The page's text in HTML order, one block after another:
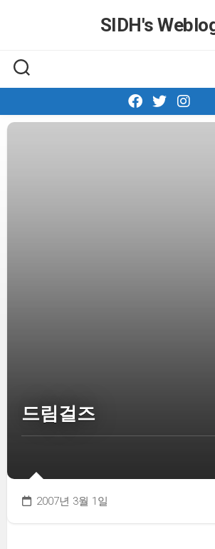
SIDH′s
드림걸즈
2007년 3월 1일